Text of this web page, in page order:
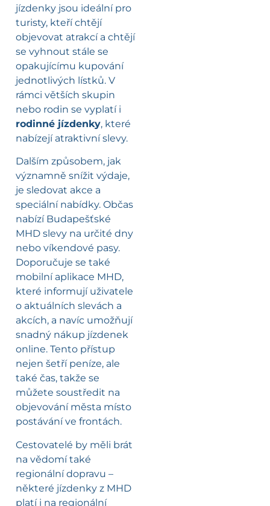
jízdenky jsou ideální pro
turisty, kteří chtějí
objevovat atrakcí a chtějí
se vyhnout stále se
opakujícímu kupování
jednotlivých lístků. V
rámci větších skupin
nebo rodin se vyplatí i
rodinné jízdenky, které
nabízejí atraktivní slevy.
Dalším způsobem, jak
významně snížit výdaje,
je sledovat akce a
speciální nabídky. Občas
nabízí Budapešťské
MHD slevy na určité dny
nebo víkendové pasy.
Doporučuje se také
mobilní aplikace MHD,
které informují uživatele
o aktuálních slevách a
akcích, a navíc umožňují
snadný nákup jízdenek
online. Tento přístup
nejen šetří peníze, ale
také čas, takže se
můžete soustředit na
objevování města místo
postávání ve frontách.
Cestovatelé by měli brát
na vědomí také
regionální dopravu –
některé jízdenky z MHD
platí i na regionální